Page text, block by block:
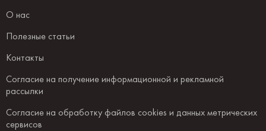
О нас
Полезные статьи
Контакты
Согласие на получение информационной и рекламной
рассылки
Согласие на обработку файлов cookies и данных метрических
сервисов